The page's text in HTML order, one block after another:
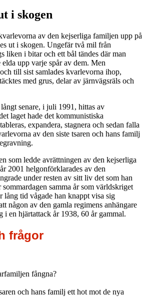
i skogen
av den kejserliga familjen upp på
ut i skogen. Ungefär två mil från
liken i bitar och ett bål tändes där man
upp varje spår av dem. Men
till sist samlades kvarlevorna ihop,
med grus, delar av järnvägsräls och
senare, i juli 1991, hittas av
laget hade det kommunistiska
expandera, stagnera och sedan falla
av den siste tsaren och hans familj
som ledde avrättningen av den kejserliga
2001 helgonförklarades av den
under resten av sitt liv det som han
samma år som världskriget
lång tid vågade han knappt visa sig
någon av den gamla regimens anhängare
i en hjärtattack år 1938, 60 år gammal.
frågor
fångna?
och hans familj ett hot mot de nya